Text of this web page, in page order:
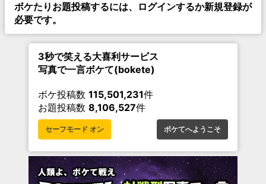
ボケたりお題投稿するには、ログインするか新規登録が
必要です。
3秒で笑える大喜利サービス
写真で一言ボケて(bokete)
ボケ投稿数 115,501,231件
お題投稿数 8,106,527件
セーフモード オン ボケてへようこそ